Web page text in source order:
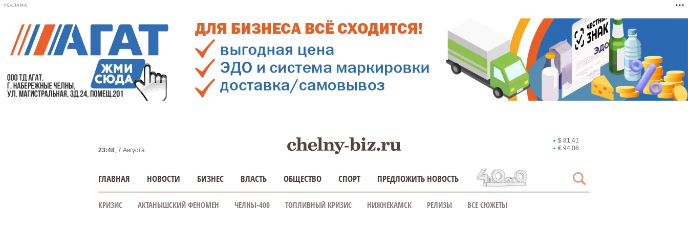
РЕКЛАМА
23:48, 7 Августа
$ 81,41
€ 94,06
ГЛАВНАЯ НОВОСТИ БИЗНЕС ВЛАСТЬ ОБЩЕСТВО СПОРТ ПРЕДЛОЖИТЬ НОВОСТЬ
КРИЗИС АКТАНЫШСКИЙ ФЕНОМЕН ЧЕЛНЫ-400 ТОПЛИВНЫЙ КРИЗИС НИЖНЕКАМСК РЕЛИЗЫ ВСЕ СЮЖЕТЫ